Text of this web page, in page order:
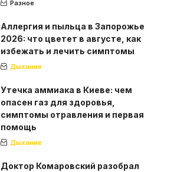
Разное
Аллергия и пыльца в Запорожье
2026: что цветет в августе, как
избежать и лечить симптомы
Дыхание
Утечка аммиака в Киеве: чем
опасен газ для здоровья,
симптомы отравления и первая
помощь
Дыхание
Доктор Комаровский разобрал